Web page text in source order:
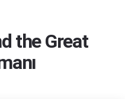
the Great